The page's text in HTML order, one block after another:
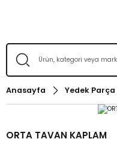
Anasayfa Yedek Parça
ORTA TAVAN KAPLAM